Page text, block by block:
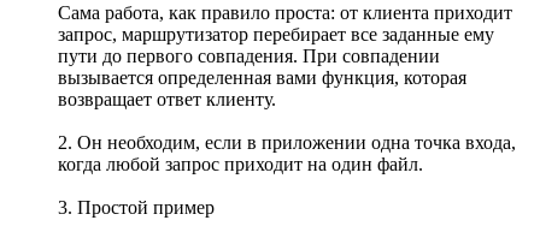
Сама работа, как правило проста: от клиента приходит
запрос, маршрутизатор перебирает все заданные ему
пути до первого совпадения. При совпадении
вызывается определенная вами функция, которая
возвращает ответ клиенту.
2. Он необходим, если в приложении одна точка входа,
когда любой запрос приходит на один файл.
3. Простой пример